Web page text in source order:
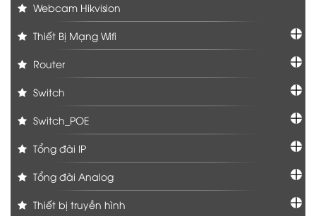
Webcam Hikvision
Thiết Bị Mạng Wifi
Router
Switch
Switch_POE
Tổng đài IP
Tổng đài Analog
Thiết bị truyền hình